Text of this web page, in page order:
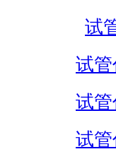
试
试
试
试